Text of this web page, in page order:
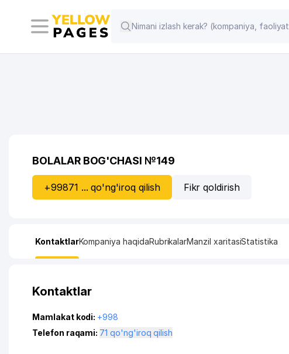
BOLALAR BOG'CHASI №149
+99871 ... qo'ng'iroq qilish Fikr qoldirish
KontaktlarKompaniya haqidaRubrikalarManzil xaritasiStatistika
Kontaktlar
Mamlakat kodi: +998
Telefon raqami:
71 qo'ng'iroq qilish